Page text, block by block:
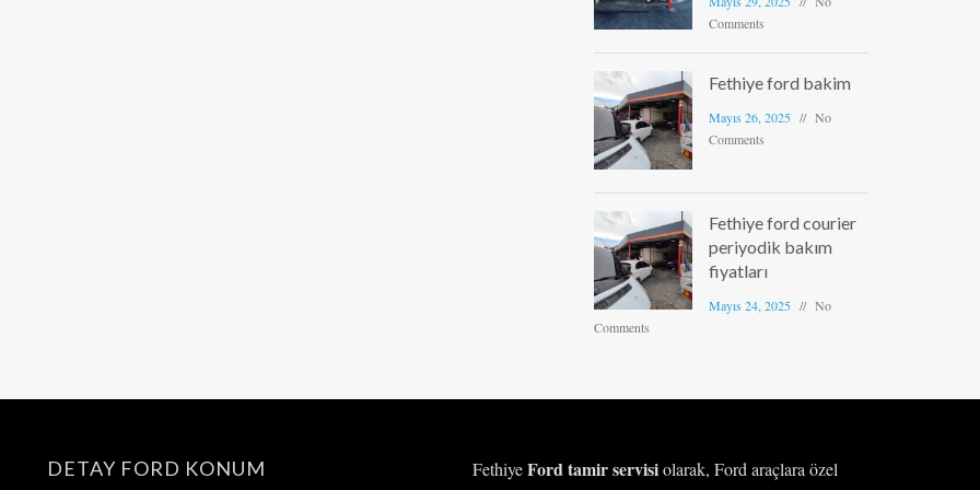
Comments
Fethiye ford bakim
Mayıs 26, 2025
No
Comments
Fethiye ford courier
periyodik bakım
fiyatları
Mayıs 24, 2025
No
Comments
DETAY FORD KONUM FethiyeFord tamir servisiolarak, Ford araçlara özel